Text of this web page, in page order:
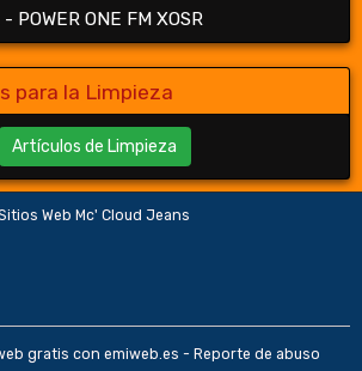
POWER ONE FM XOSR
Artículos de Limpieza
Web Mc' Cloud Jeans
gratis con emiweb.es - Reporte de abuso